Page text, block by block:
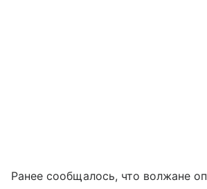
Ранее сообщалось, что волжане